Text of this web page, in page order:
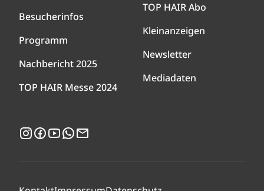
Besucherinfos
Programm
Nachbericht 2025
TOP HAIR Messe 2024
TOP HAIR Abo
Kleinanzeigen
Newsletter
Mediadaten
Instagram
Facebook
YouTubeWhatsApp